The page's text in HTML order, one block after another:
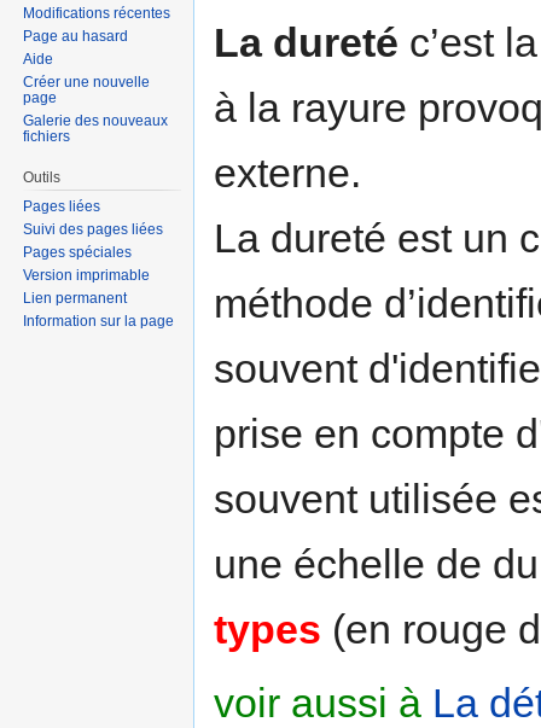
La dureté c’est
à la rayure
externe.
La dureté est un
méthode
souvent
prise en compte
souvent utilisée
une échelle de
types (en rouge
voir aussi à La
Modifications récentes
Page au hasard
Aide
Créer une nouvelle
page
Galerie des nouveaux
fichiers
Outils
Pages liées
Suivi des pages liées
Pages spéciales
Version imprimable
Lien permanent
Information sur la page